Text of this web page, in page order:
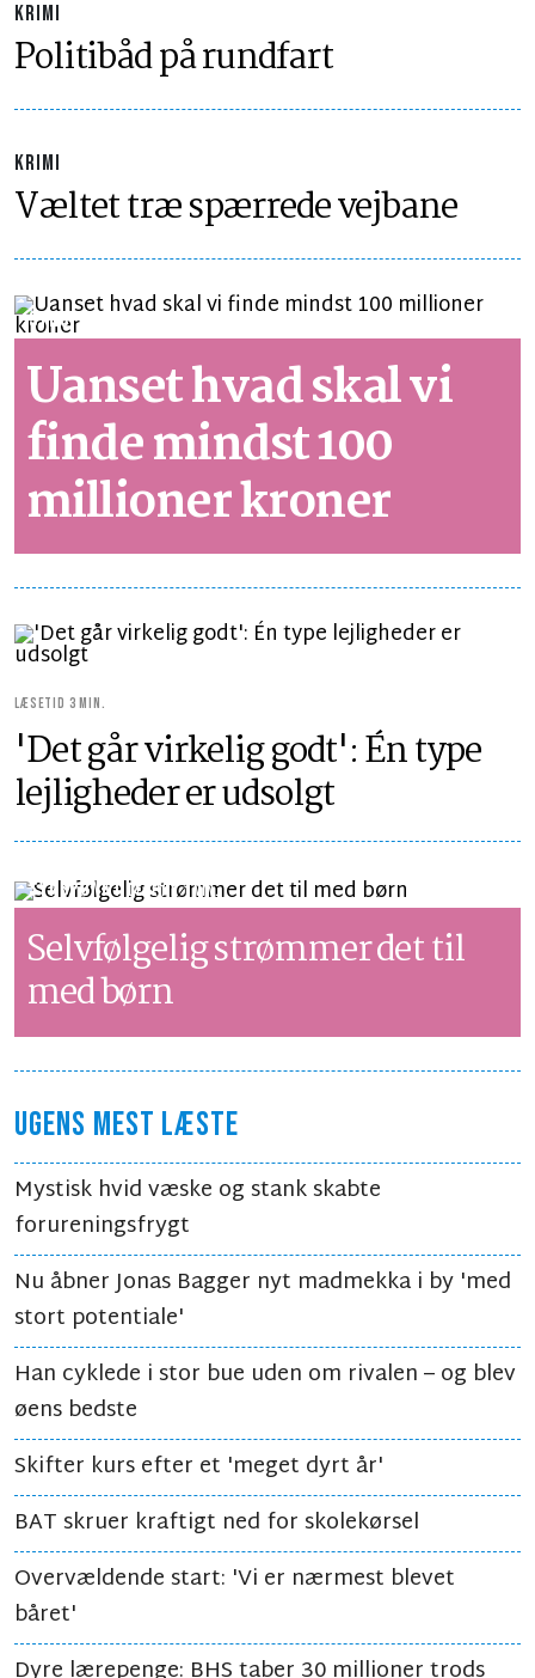
KRIMI
Politibåd på rundfart
KRIMI
Væltet træ spærrede vejbane
SYNSPUNKT
Uanset hvad skal vi
finde mindst 100
millioner kroner
LÆSETID 3 MIN.
'Det går virkelig godt': Én type
lejligheder er udsolgt
SYNSPUNKT LÆSETID 1 MIN.
Selvfølgelig strømmer det til
med børn
UGENS MEST LÆSTE
Mystisk hvid væske og stank skabte
forureningsfrygt
Nu åbner Jonas Bagger nyt madmekka i by 'med
stort potentiale'
Han cyklede i stor bue uden om rivalen – og blev
øens bedste
Skifter kurs efter et 'meget dyrt år'
BAT skruer kraftigt ned for skolekørsel
Overvældende start: 'Vi er nærmest blevet
båret'